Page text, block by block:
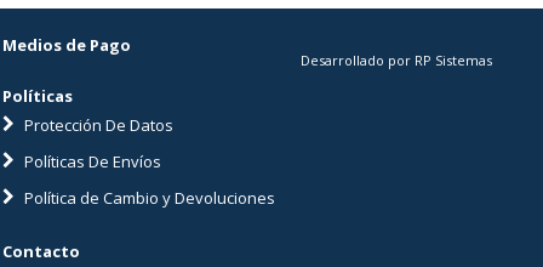
Medios de Pago
Políticas
Protección De Datos
Políticas De Envíos
Política de Cambio y Devoluciones
Desarrollado por RP Sistemas
Contacto